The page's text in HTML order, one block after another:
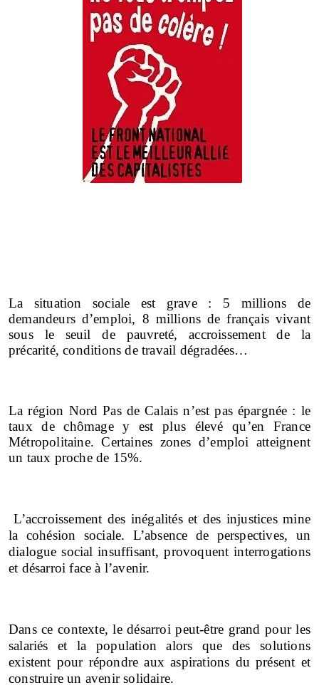
La situation sociale est grave : 5 millions de
demandeurs d’emploi, 8 millions de français vivant
sous le seuil de pauvreté, accroissement de la
précarité, conditions de travail dégradées…
La région Nord Pas de Calais n’est pas épargnée : le
taux de chômage y est plus élevé qu’en France
Métropolitaine. Certaines zones d’emploi atteignent
un taux proche de 15%.
L’accroissement des inégalités et des injustices mine
la cohésion sociale. L’absence de perspectives, un
dialogue social insuffisant, provoquent interrogations
et désarroi face à l’avenir.
Dans ce contexte, le désarroi peut-être grand pour les
salariés et la population alors que des solutions
existent pour répondre aux aspirations du présent et
construire un avenir solidaire.